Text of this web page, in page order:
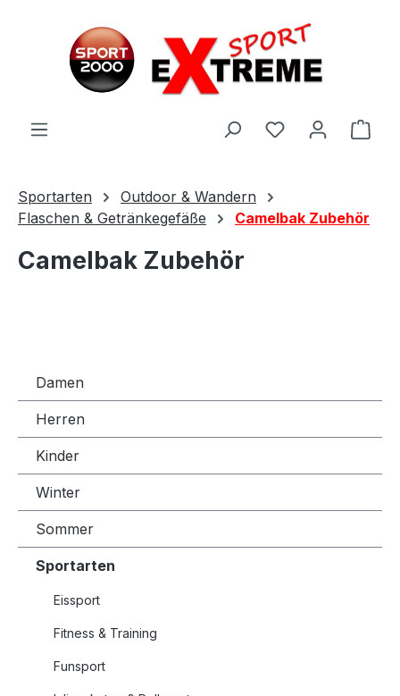
Sportarten
Outdoor & Wandern
Flaschen & Getränkegefäße
Camelbak Zubehör
Camelbak Zubehör
Damen
Herren
Kinder
Winter
Sommer
Sportarten
Eissport
Fitness & Training
Funsport